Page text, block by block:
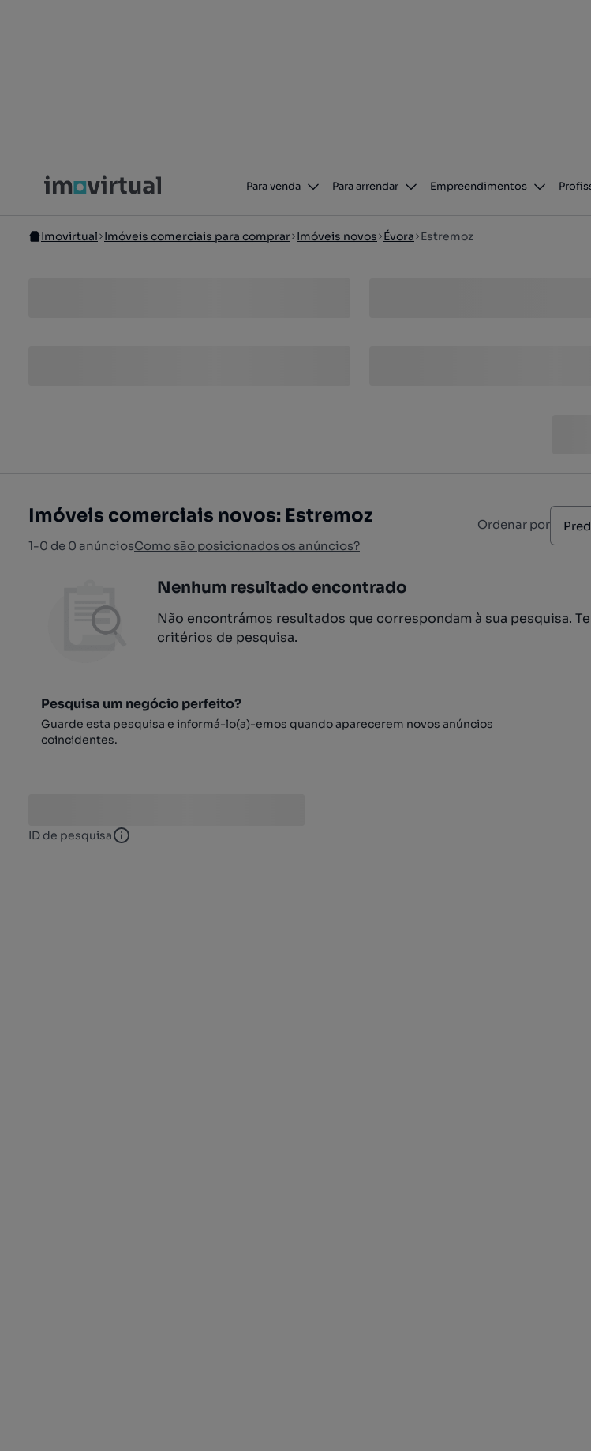
Para venda Para arrendar Empreendimentos
Imovirtual Imóveis comerciais para comprar Imóveis novos Évora Estremoz
Imóveis comerciais novos: Estremoz
1-0 de 0 anúnciosComo são posicionados os anúncios?
Ordenar por
Nenhum resultado encontrado
Não encontrámos resultados que correspondam à sua pesquisa.
critérios de pesquisa.
Pesquisa um negócio perfeito?
Guarde esta pesquisa e informá-lo(a)-emos quando aparecerem novos anúncios
coincidentes.
ID de pesquisa ID de pesquisa